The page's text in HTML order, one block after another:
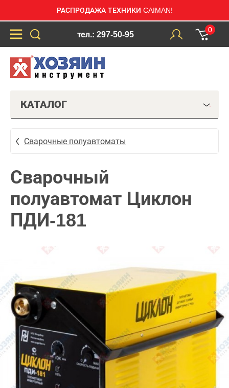
РАСПРОДАЖА ТЕХНИКИ CAIMAN!
тел.: 297-50-95
0
КАТАЛОГ
Сварочные полуавтоматы
Сварочный
полуавтомат Циклон
ПДИ-181